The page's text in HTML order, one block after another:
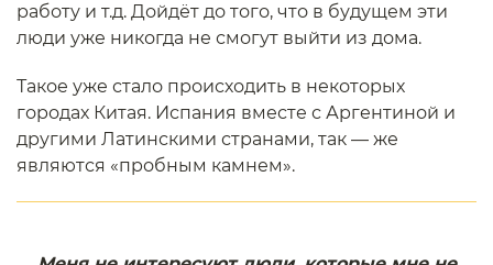
работу и т.д. Дойдёт до того, что в будущем эти
люди уже никогда не смогут выйти из дома.
Такое уже стало происходить в некоторых
городах Китая. Испания вместе с Аргентиной и
другими Латинскими странами, так — же
являются «пробным камнем».